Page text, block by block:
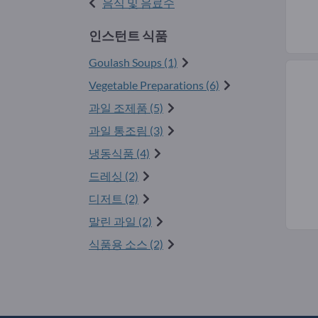
인스턴트 식품
Goulash Soups (1)
Vegetable Preparations (6)
과일 조제품 (5)
과일 통조림 (3)
냉동식품 (4)
드레싱 (2)
디저트 (2)
말린 과일 (2)
식품용 소스 (2)